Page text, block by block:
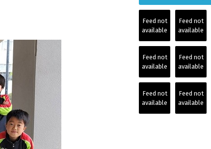
Feed not
available
Feed not
available
Feed not
available
Feed not
available
Feed not
available
Feed not
available